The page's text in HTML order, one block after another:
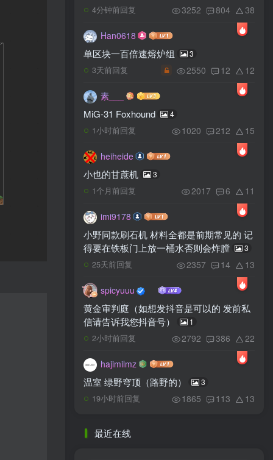
4分钟前回复 3252 804 38
Han0618
单区块一百倍速熔炉组 3
3天前回复 2550 12 12
素___
MiG-31 Foxhound 4
1小时前回复 1020 212 15
heiheide
小也的甘蔗机 3
1个月前回复 2017 6 11
imi9178
小野同款刷石机 材料全都是前期常见的 记
得要在铁板门上放一桶水否则会炸膛
3
25天前回复 2357 14 13
spicyuuu
黄金审判庭（如想发抖音是可以的 发前私
信请告诉我您抖音号）
1
2小时前回复 2792 386 22
hajimilmz
温室 绿野穹顶（路野的） 3
19小时前回复 1865 113 13
最近在线